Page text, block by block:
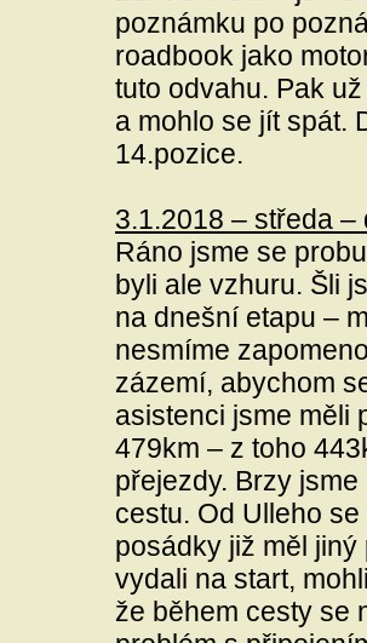
poznámku po
roadbook jako
tuto odvahu. Pak
a mohlo se jít spát.
14.pozice.
3.1.2018 – středa
Ráno jsme se
byli ale vzhuru. Šli
na dnešní etapu –
nesmíme
zázemí, abychom
asistenci jsme měli
479km – z toho
přejezdy. Brzy
cestu. Od Ulleho
posádky již měl
vydali na start,
že během cesty se